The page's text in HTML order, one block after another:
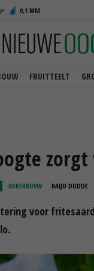
0,1 MM
FRUITTEELT
AKKERBOUW HAIJO DODDE
voor